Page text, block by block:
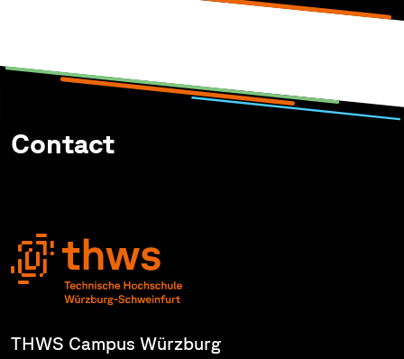
Contact
THWS Campus Würzburg